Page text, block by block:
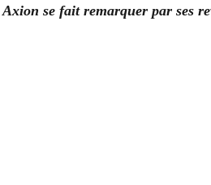
se fait remarquer par ses